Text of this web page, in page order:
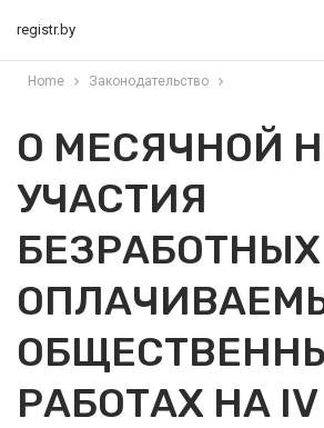
registr.by
Home Законодательство
О МЕСЯЧНОЙ
УЧАСТИЯ
РАБОТАХ НА IV